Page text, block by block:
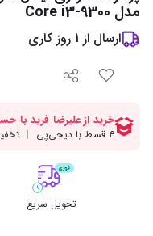
مدل Core i3-9300
ارسال از 1 روز کاری
تحویل سریع